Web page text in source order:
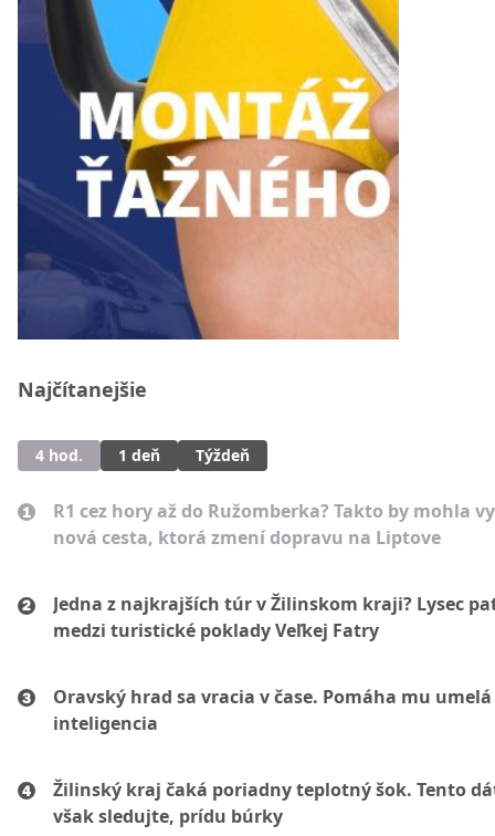
Najčítanejšie
4 hod. 1 deň Týždeň
R1 cez hory až do Ružomberka? Takto by mohla
nová cesta, ktorá zmení dopravu na Liptove
Jedna z najkrajších túr v Žilinskom kraji? Lysec
medzi turistické poklady Veľkej Fatry
Oravský hrad sa vracia v čase. Pomáha mu umelá
inteligencia
Žilinský kraj čaká poriadny teplotný šok. Tento
však sledujte, prídu búrky